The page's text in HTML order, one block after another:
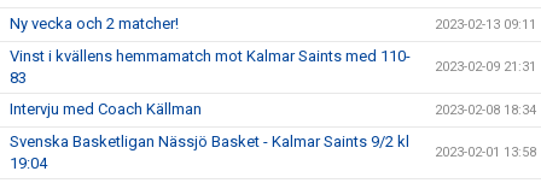
Ny vecka och 2 matcher! 2023-02-13 09:11
Vinst i kvällens hemmamatch mot Kalmar Saints med 110-
83
2023-02-09 21:31
Intervju med Coach Källman 2023-02-08 18:34
Svenska Basketligan Nässjö Basket - Kalmar Saints 9/2 kl
19:04
2023-02-01 13:58